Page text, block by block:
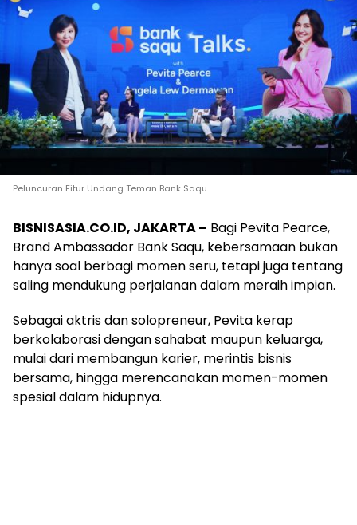
Peluncuran Fitur Undang Teman Bank Saqu
BISNISASIA.CO.ID, JAKARTA – Bagi Pevita Pearce,
Brand Ambassador Bank Saqu, kebersamaan bukan
hanya soal berbagi momen seru, tetapi juga tentang
saling mendukung perjalanan dalam meraih impian.
Sebagai aktris dan solopreneur, Pevita kerap
berkolaborasi dengan sahabat maupun keluarga,
mulai dari membangun karier, merintis bisnis
bersama, hingga merencanakan momen-momen
spesial dalam hidupnya.